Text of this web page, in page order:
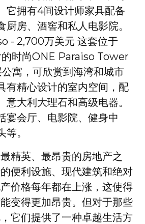
它拥有4间设计师家具配备
厨房、酒窖和私人电影院。
- 2,700万美元 这套位于
时尚ONE Paraiso Tower
寓，可欣赏到海湾和城市
有精心设计的室内空间，配
意大利大理石和高级电器。
宴会厅、电影院、健身中
。
精英、最昂贵的房地产之
便利设施、现代建筑和绝对
价格每年都在上涨，这使得
变得更加昂贵。但对于那些
它们提供了一种卓越生活方